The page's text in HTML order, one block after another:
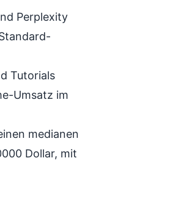
Perplexity
Tutorials
Umsatz im
medianen
Dollar, mit